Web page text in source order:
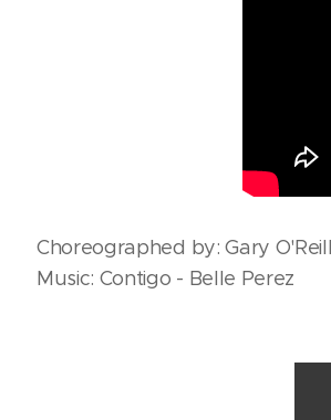
Choreographed by: Gary
Music: Contigo - Belle Perez